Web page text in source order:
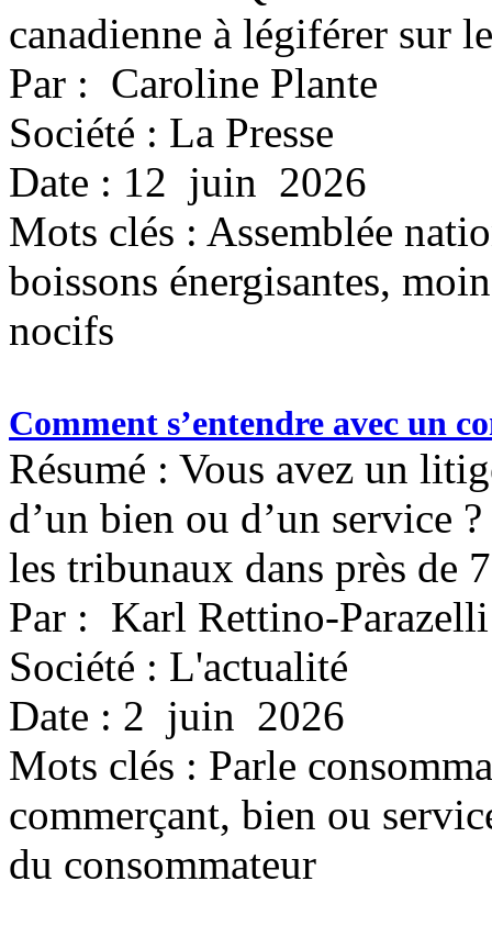
canadienne à légiférer sur
Par : Caroline Plante
Société : La Presse
Date : 12 juin 2026
Mots clés : Assemblée
boissons énergisantes,
nocifs
Comment s’entendre avec un
Résumé : Vous avez un
d’un bien ou d’un service
les tribunaux dans près de
Par : Karl Rettino-Parazelli
Société : L'actualité
Date : 2 juin 2026
Mots clés : Parle
commerçant, bien ou
du consommateur